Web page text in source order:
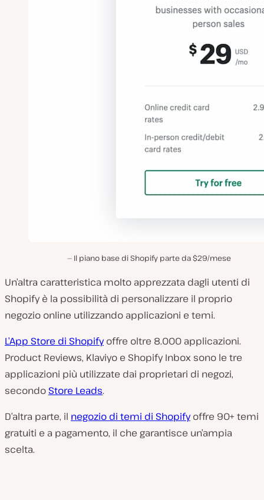
Il piano base di Shopify parte da $29/mese
Un’altra caratteristica molto apprezzata dagli utenti di
Shopify è la possibilità di personalizzare il proprio
negozio online utilizzando applicazioni e temi.
L’App Store di Shopifyoffre oltre 8.000 applicazioni.
Product Reviews, Klaviyo e Shopify Inbox sono le tre
applicazioni più utilizzate dai proprietari di negozi,
secondo Store Leads.
D’altra parte, il negozio di temi di Shopifyoffre 90+ temi
gratuiti e a pagamento, il che garantisce un’ampia
scelta.